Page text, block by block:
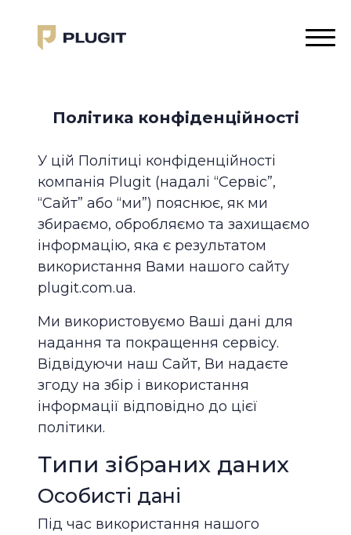
Політика конфіденційності
У цій Політиці конфіденційності
компанія Plugit (надалі “Сервіс”,
“Сайт” або “ми”) пояснює, як ми
збираємо, обробляємо та захищаємо
інформацію, яка є результатом
використання Вами нашого сайту
plugit.com.ua.
Ми використовуємо Ваші дані для
надання та покращення сервісу.
Відвідуючи наш Сайт, Ви надаєте
згоду на збір і використання
інформації відповідно до цієї
політики.
Типи зібраних даних
Особисті дані
Під час використання нашого